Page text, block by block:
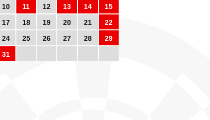
10 11 12 13 14
15
17 18 19 20 21
22
24 25 26 27 28
29
31